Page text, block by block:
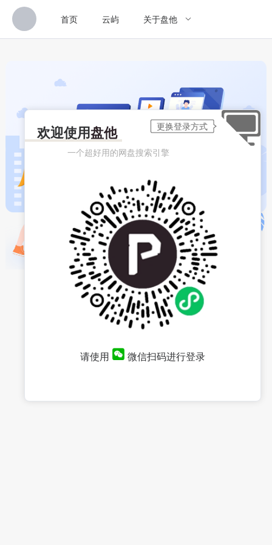
首页 云屿 关于盘他
欢迎使用盘他
一个超好用的网盘搜索引擎
请使用 微信扫码进行登录